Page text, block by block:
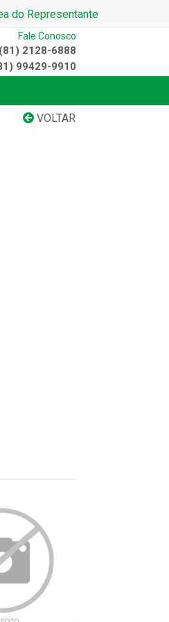
do Representante
Fale Conosco
(81) 2128-6888
99429-9910
VOLTAR